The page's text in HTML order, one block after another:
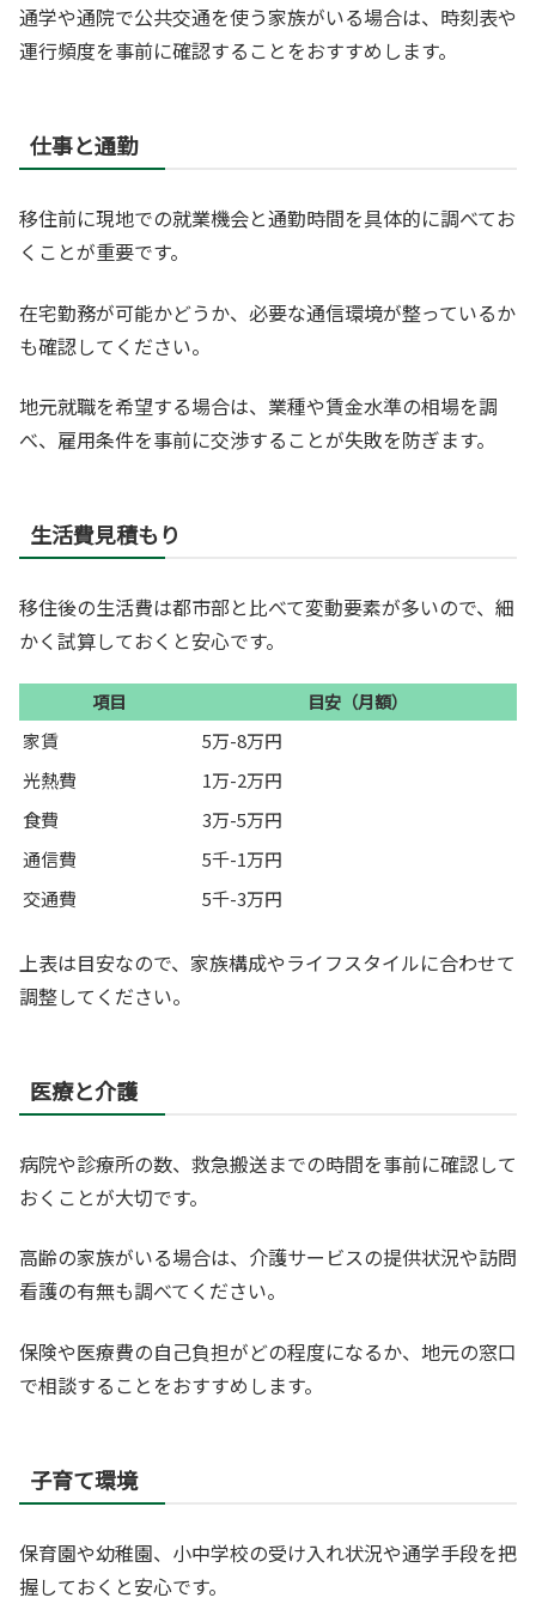
通学や通院で公共交通を使う家族がいる場合は、時刻表や
運行頻度を事前に確認することをおすすめします。
仕事と通勤
移住前に現地での就業機会と通勤時間を具体的に調べてお
くことが重要です。
在宅勤務が可能かどうか、必要な通信環境が整っているか
も確認してください。
地元就職を希望する場合は、業種や賃金水準の相場を調
べ、雇用条件を事前に交渉することが失敗を防ぎます。
生活費見積もり
移住後の生活費は都市部と比べて変動要素が多いので、細
かく試算しておくと安心です。
項目 目安（月額）
家賃
5万-8万円
光熱費
1万-2万円
食費
3万-5万円
通信費
5千-1万円
交通費
5千-3万円
上表は目安なので、家族構成やライフスタイルに合わせて
調整してください。
医療と介護
病院や診療所の数、救急搬送までの時間を事前に確認して
おくことが大切です。
高齢の家族がいる場合は、介護サービスの提供状況や訪問
看護の有無も調べてください。
保険や医療費の自己負担がどの程度になるか、地元の窓口
で相談することをおすすめします。
子育て環境
保育園や幼稚園、小中学校の受け入れ状況や通学手段を把
握しておくと安心です。